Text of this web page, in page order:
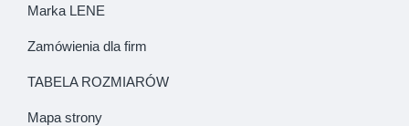
Marka LENE
Zamówienia dla firm
TABELA ROZMIARÓW
Mapa strony